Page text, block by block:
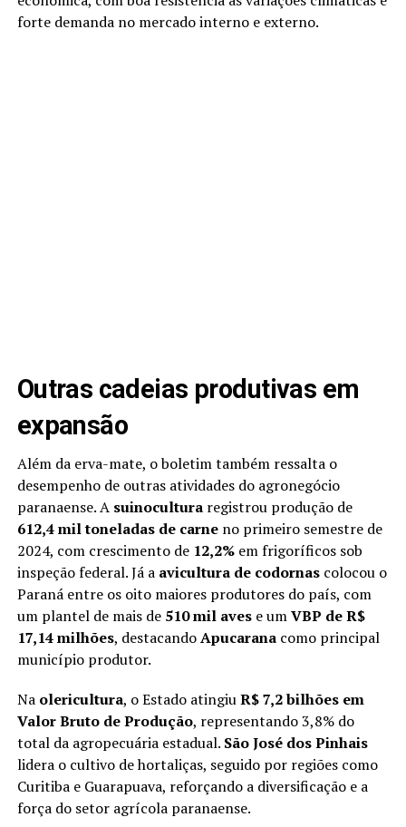
forte demanda no mercado interno e externo.
Outras cadeias produtivas em
expansão
Além da erva-mate, o boletim também ressalta o
desempenho de outras atividades do agronegócio
paranaense. A suinoculturaregistrou produção de
612,4 mil toneladas de carneno primeiro semestre de
2024, com crescimento de 12,2%em frigoríficos sob
inspeção federal. Já a avicultura de codornascolocou o
Paraná entre os oito maiores produtores do país, com
um plantel de mais de 510 mil avese umVBP de R$
17,14 milhões, destacandoApucaranacomo principal
município produtor.
Na olericultura, o Estado atingiuR$ 7,2 bilhões em
Valor Bruto de Produção, representando 3,8% do
total da agropecuária estadual. São José dos Pinhais
lidera o cultivo de hortaliças, seguido por regiões como
Curitiba e Guarapuava, reforçando a diversificação e a
força do setor agrícola paranaense.